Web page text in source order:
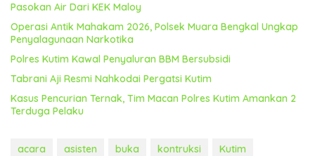
Pasokan Air Dari KEK Maloy
Operasi Antik Mahakam 2026, Polsek Muara Bengkal Ungkap
Penyalagunaan Narkotika
Polres Kutim Kawal Penyaluran BBM Bersubsidi
Tabrani Aji Resmi Nahkodai Pergatsi Kutim
Kasus Pencurian Ternak, Tim Macan Polres Kutim Amankan 2
Terduga Pelaku
acara asisten buka kontruksi
Kutim